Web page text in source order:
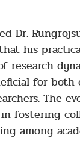
Dr.
his
research
for both
The
fostering
among